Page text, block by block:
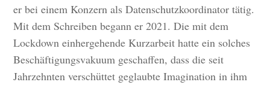
er bei einem Konzern als Datenschutzkoordinator tätig.
Mit dem Schreiben begann er 2021. Die mit dem
Lockdown einhergehende Kurzarbeit hatte ein solches
Beschäftigungsvakuum geschaffen, dass die seit
Jahrzehnten verschüttet geglaubte Imagination in ihm